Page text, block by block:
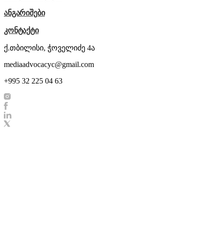
ანგარიშები
კონტაქტი
ქ.თბილისი, ჭოველიძე 4ა
mediaadvocacyc@gmail.com
+995 32 225 04 63